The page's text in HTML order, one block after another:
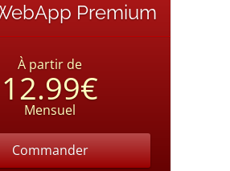
Premium
À partir de
12.99€
Mensuel
Commander